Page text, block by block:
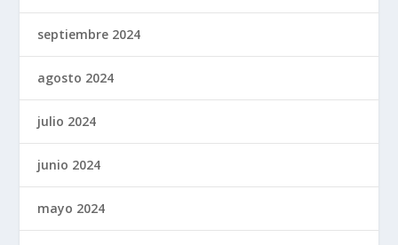
septiembre 2024
agosto 2024
julio 2024
junio 2024
mayo 2024